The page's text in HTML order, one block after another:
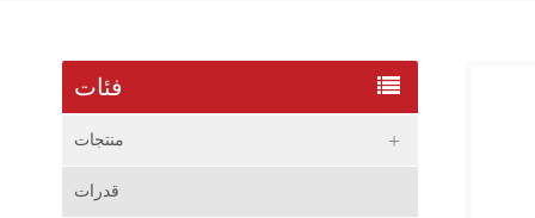
فئات
منتجات
قدرات